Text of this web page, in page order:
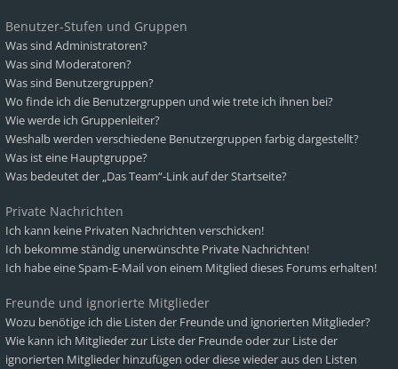
Benutzer-Stufen und Gruppen
Was sind Administratoren?
Was sind Moderatoren?
Was sind Benutzergruppen?
Wo finde ich die Benutzergruppen und wie trete ich ihnen bei?
Wie werde ich Gruppenleiter?
Weshalb werden verschiedene Benutzergruppen farbig dargestellt?
Was ist eine Hauptgruppe?
Was bedeutet der „Das Team“-Link auf der Startseite?
Private Nachrichten
Ich kann keine Privaten Nachrichten verschicken!
Ich bekomme ständig unerwünschte Private Nachrichten!
Ich habe eine Spam-E-Mail von einem Mitglied dieses Forums erhalten!
Freunde und ignorierte Mitglieder
Wozu benötige ich die Listen der Freunde und ignorierten Mitglieder?
Wie kann ich Mitglieder zur Liste der Freunde oder zur Liste der
ignorierten Mitglieder hinzufügen oder diese wieder aus den Listen